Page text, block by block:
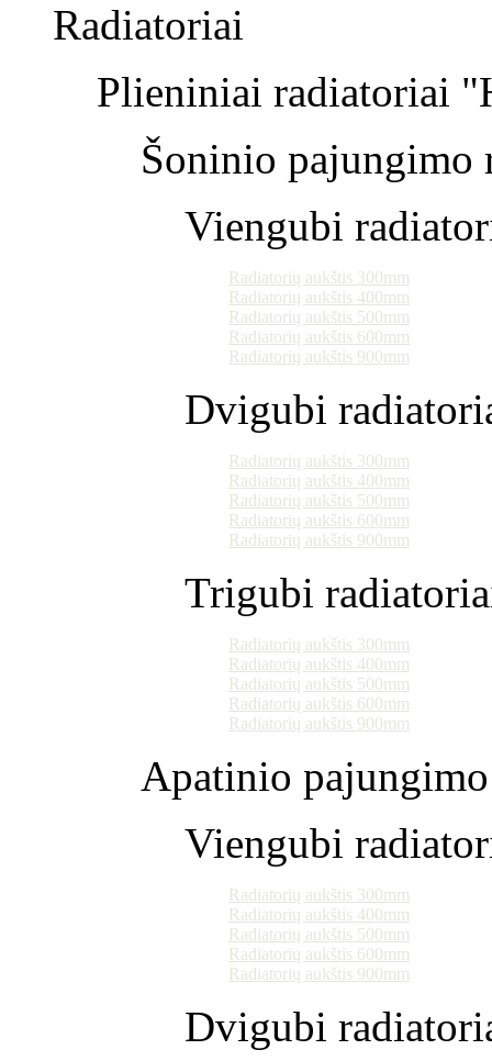
Radiatoriai
Plieniniai radiatoriai
Šoninio pajungimo
Viengubi
Radiatorių aukštis 300mm
Radiatorių aukštis 400mm
Radiatorių aukštis 500mm
Radiatorių aukštis 600mm
Radiatorių aukštis 900mm
Dvigubi
Radiatorių aukštis 300mm
Radiatorių aukštis 400mm
Radiatorių aukštis 500mm
Radiatorių aukštis 600mm
Radiatorių aukštis 900mm
Trigubi
Radiatorių aukštis 300mm
Radiatorių aukštis 400mm
Radiatorių aukštis 500mm
Radiatorių aukštis 600mm
Radiatorių aukštis 900mm
Apatinio
Viengubi
Radiatorių aukštis 300mm
Radiatorių aukštis 400mm
Radiatorių aukštis 500mm
Radiatorių aukštis 600mm
Radiatorių aukštis 900mm
Dvigubi